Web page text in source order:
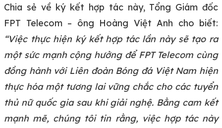
Chia sẻ về ký kết hợp tác này, Tổng Giám đốc
FPT Telecom – ông Hoàng Việt Anh cho biết:
“Việc thực hiện ký kết hợp tác lần này sẽ tạo ra
một sức mạnh cộng hưởng để FPT Telecom cùng
đồng hành với Liên đoàn Bóng đá Việt Nam hiện
thực hóa một tương lai vững chắc cho các tuyển
thủ nữ quốc gia sau khi giải nghệ. Bằng cam kết
mạnh mẽ, chúng tôi tin rằng, việc hợp tác này